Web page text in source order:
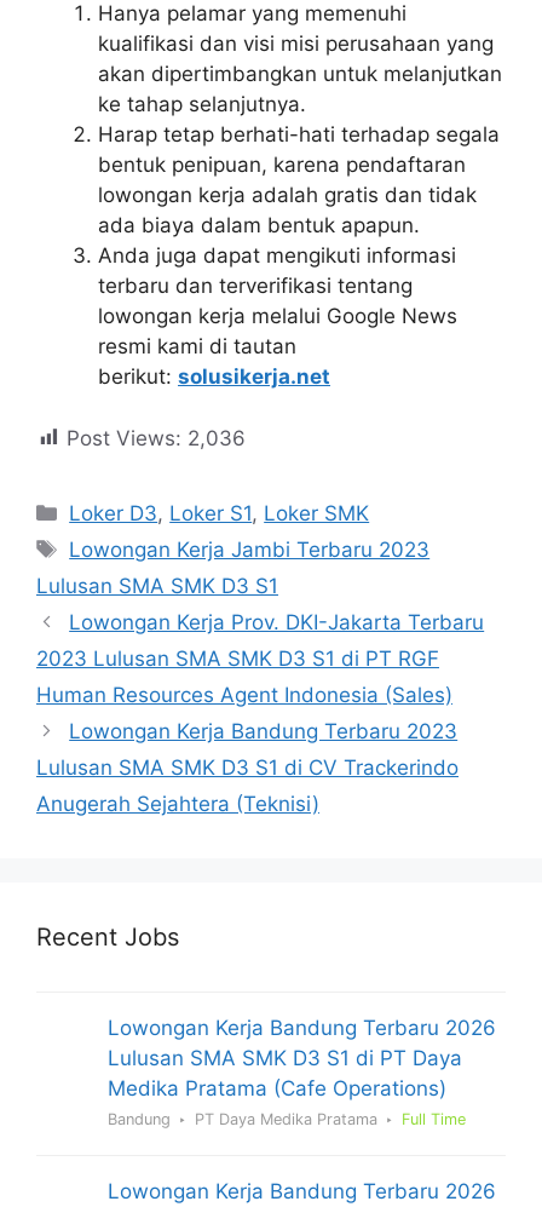
Hanya pelamar yang memenuhi
kualifikasi dan visi misi perusahaan yang
akan dipertimbangkan untuk melanjutkan
ke tahap selanjutnya.
Harap tetap berhati-hati terhadap segala
bentuk penipuan, karena pendaftaran
lowongan kerja adalah gratis dan tidak
ada biaya dalam bentuk apapun.
Anda juga dapat mengikuti informasi
terbaru dan terverifikasi tentang
lowongan kerja melalui Google News
resmi kami di tautan
berikut: solusikerja.net
Post Views: 2,036
Kategori
Loker D3, Loker S1, Loker SMK
Tag
Lowongan Kerja Jambi Terbaru 2023
Lulusan SMA SMK D3 S1
Lowongan Kerja Prov. DKI-Jakarta Terbaru
2023 Lulusan SMA SMK D3 S1 di PT RGF
Human Resources Agent Indonesia (Sales)
Lowongan Kerja Bandung Terbaru 2023
Lulusan SMA SMK D3 S1 di CV Trackerindo
Anugerah Sejahtera (Teknisi)
Recent Jobs
Lowongan Kerja Bandung Terbaru 2026
Lulusan SMA SMK D3 S1 di PT Daya
Medika Pratama (Cafe Operations)
Bandung PT Daya Medika Pratama Full Time
Lowongan Kerja Bandung Terbaru 2026